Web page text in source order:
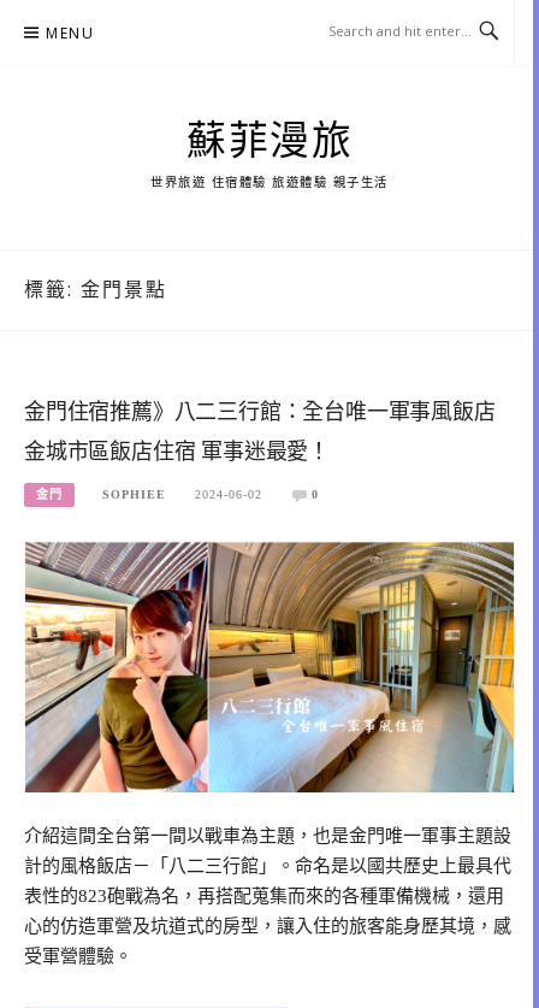
MENU
蘇菲漫旅
世界旅遊 住宿體驗 旅遊體驗 親子生活
標籤: 金門景點
金門住宿推薦》八二三行館：全台唯一軍事風飯店
金城市區飯店住宿 軍事迷最愛！
金門 SOPHIEE 2024-06-02 0
介紹這間全台第一間以戰車為主題，也是金門唯一軍事主題設
計的風格飯店－「八二三行館」。命名是以國共歷史上最具代
表性的823砲戰為名，再搭配蒐集而來的各種軍備機械，還用
心的仿造軍營及坑道式的房型，讓入住的旅客能身歷其境，感
受軍營體驗。